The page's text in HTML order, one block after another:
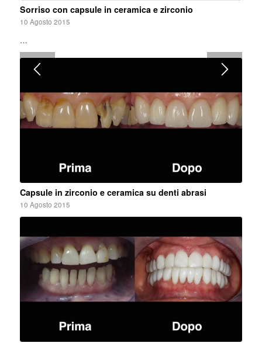
Sorriso con capsule in ceramica e zirconio
10 Agosto 2015
…
Capsule in zirconio e ceramica su denti abrasi
10 Agosto 2015